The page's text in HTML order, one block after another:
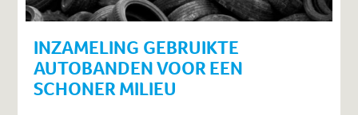
INZAMELING GEBRUIKTE
AUTOBANDEN VOOR EEN
SCHONER MILIEU